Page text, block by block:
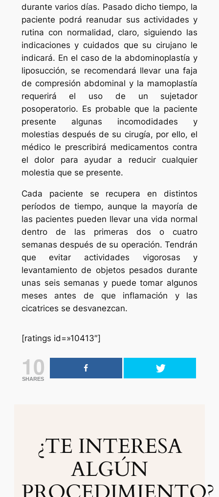
durante varios días. Pasado dicho tiempo, la
paciente podrá reanudar sus actividades y
rutina con normalidad, claro, siguiendo las
indicaciones y cuidados que su cirujano le
indicará. En el caso de la abdominoplastía y
liposucción, se recomendará llevar una faja
de compresión abdominal y la mamoplastía
requerirá el uso de un sujetador
posoperatorio. Es probable que la paciente
presente algunas incomodidades y
molestias después de su cirugía, por ello, el
médico le prescribirá medicamentos contra
el dolor para ayudar a reducir cualquier
molestia que se presente.
Cada paciente se recupera en distintos
períodos de tiempo, aunque la mayoría de
las pacientes pueden llevar una vida normal
dentro de las primeras dos o cuatro
semanas después de su operación. Tendrán
que evitar actividades vigorosas y
levantamiento de objetos pesados durante
unas seis semanas y puede tomar algunos
meses antes de que inflamación y las
cicatrices se desvanezcan.
[ratings id=»10413″]
10
SHARES
¿TE INTERESA
ALGÚN